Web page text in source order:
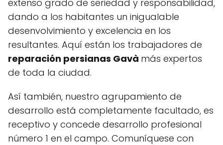
extenso grado de seriedad y responsabilidad,
dando a los habitantes un inigualable
desenvolvimiento y excelencia en los
resultantes. Aquí están los trabajadores de
reparación persianas Gavà más expertos
de toda la ciudad.
Así también, nuestro agrupamiento de
desarrollo está completamente facultado, es
receptivo y concede desarrollo profesional
número 1 en el campo. Comuníquese con